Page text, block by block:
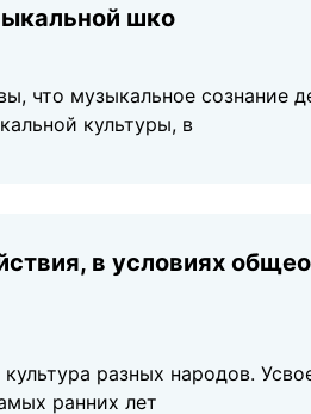
шко
что музыкальное сознание
культуры, в
в условиях
разных народов.
ранних лет